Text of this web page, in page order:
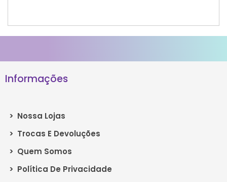
Informações
> Nossa Lojas
> Trocas E Devoluções
> Quem Somos
> Política De Privacidade